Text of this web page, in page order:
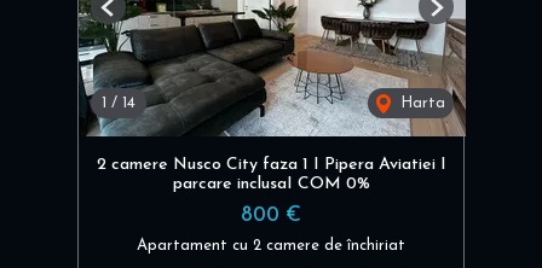
1 / 14 Harta
Previous Next
2 camere Nusco City faza 1 I Pipera Aviatiei I
parcare inclusaI COM 0%
800 €
Apartament cu 2 camere de închiriat